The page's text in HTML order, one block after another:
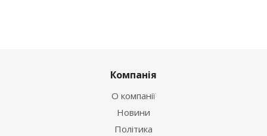
Компанія
О компанії
Новини
Політика